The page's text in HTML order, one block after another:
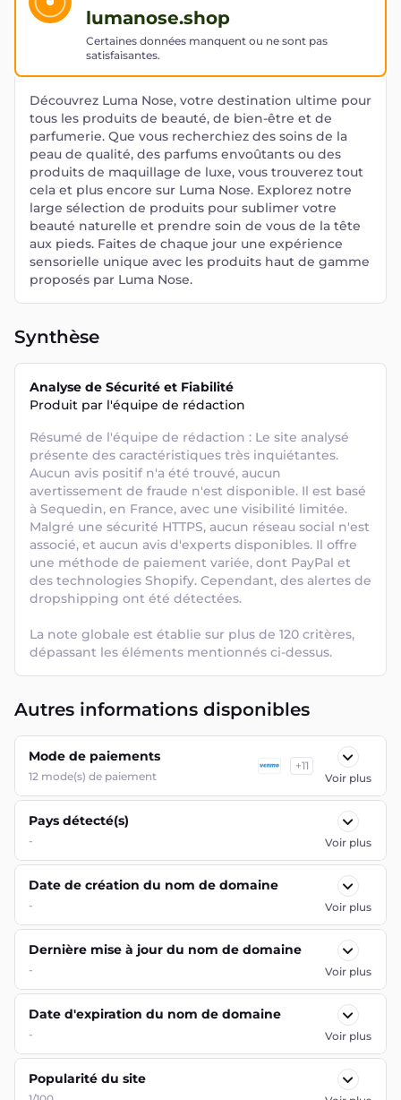
lumanose.shop
Certaines données manquent ou ne sont pas
satisfaisantes.
Découvrez Luma Nose, votre destination ultime pour
tous les produits de beauté, de bien-être et de
parfumerie. Que vous recherchiez des soins de la
peau de qualité, des parfums envoûtants ou des
produits de maquillage de luxe, vous trouverez tout
cela et plus encore sur Luma Nose. Explorez notre
large sélection de produits pour sublimer votre
beauté naturelle et prendre soin de vous de la tête
aux pieds. Faites de chaque jour une expérience
sensorielle unique avec les produits haut de gamme
proposés par Luma Nose.
Synthèse
Analyse de Sécurité et Fiabilité
Produit par l'équipe de rédaction
Résumé de l'équipe de rédaction : Le site analysé
présente des caractéristiques très inquiétantes.
Aucun avis positif n'a été trouvé, aucun
avertissement de fraude n'est disponible. Il est basé
à Sequedin, en France, avec une visibilité limitée.
Malgré une sécurité HTTPS, aucun réseau social n'est
associé, et aucun avis d'experts disponibles. Il offre
une méthode de paiement variée, dont PayPal et
des technologies Shopify. Cependant, des alertes de
dropshipping ont été détectées.
La note globale est établie sur plus de 120 critères,
dépassant les éléments mentionnés ci-dessus.
Autres informations disponibles
Mode de paiements
12 mode(s) de paiement
+11
Voir plus
Pays détecté(s)
- Voir plus
Date de création du nom de domaine
- Voir plus
Dernière mise à jour du nom de domaine
- Voir plus
Date d'expiration du nom de domaine
- Voir plus
Popularité du site